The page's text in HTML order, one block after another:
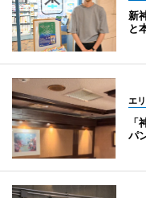
新
と
エ
パ